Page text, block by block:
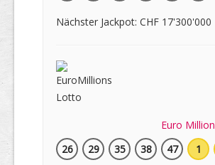
Nächster Jackpot: CHF 17'300'000
Euro
26
29 35 38 47 1